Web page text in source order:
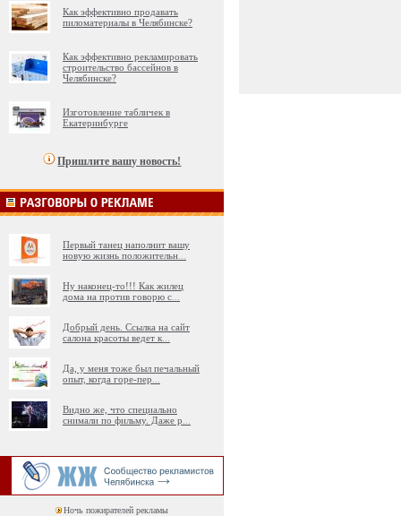
Как эффективно продавать
пиломатериалы в Челябинске?
Как эффективно рекламировать
строительство бассейнов в
Челябинске?
Изготовление табличек в
Екатеринбурге
Пришлите вашу новость!
Первый танец наполнит вашу
новую жизнь положительн
Ну наконец-то!!! Как жилец
дома на против говорю с
Добрый день. Ссылка на сайт
салона красоты ведет к
Да, у меня тоже был печальный
опыт, когда горе-пер
Видно же, что специально
снимали по фильму. Даже р
Ночь пожирателей рекламы